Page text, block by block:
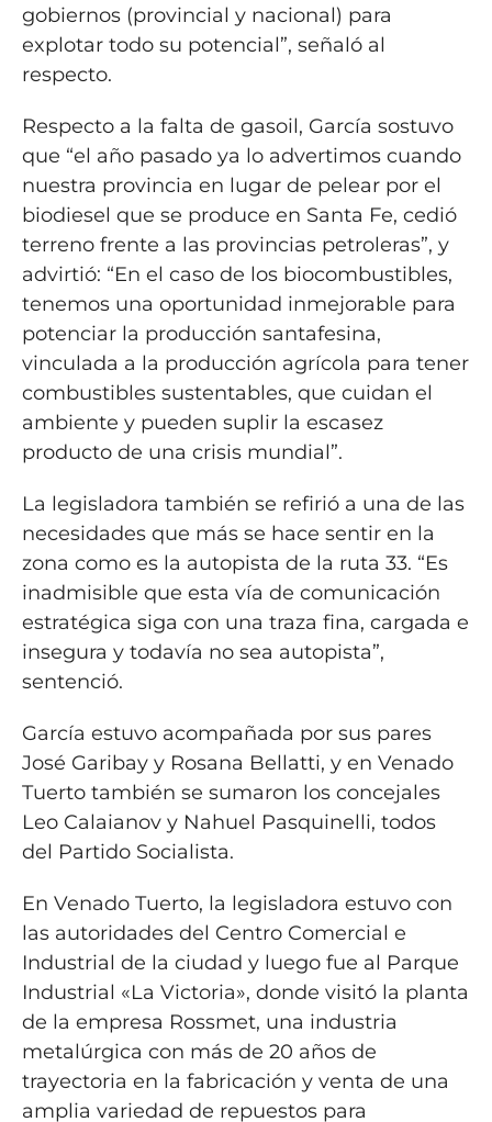
gobiernos (provincial y nacional) para
explotar todo su potencial”, señaló al
respecto.
Respecto a la falta de gasoil, García sostuvo
que “el año pasado ya lo advertimos cuando
nuestra provincia en lugar de pelear por el
biodiesel que se produce en Santa Fe, cedió
terreno frente a las provincias petroleras”, y
advirtió: “En el caso de los biocombustibles,
tenemos una oportunidad inmejorable para
potenciar la producción santafesina,
vinculada a la producción agrícola para tener
combustibles sustentables, que cuidan el
ambiente y pueden suplir la escasez
producto de una crisis mundial”.
La legisladora también se refirió a una de las
necesidades que más se hace sentir en la
zona como es la autopista de la ruta 33. “Es
inadmisible que esta vía de comunicación
estratégica siga con una traza fina, cargada e
insegura y todavía no sea autopista”,
sentenció.
García estuvo acompañada por sus pares
José Garibay y Rosana Bellatti, y en Venado
Tuerto también se sumaron los concejales
Leo Calaianov y Nahuel Pasquinelli, todos
del Partido Socialista.
En Venado Tuerto, la legisladora estuvo con
las autoridades del Centro Comercial e
Industrial de la ciudad y luego fue al Parque
Industrial «La Victoria», donde visitó la planta
de la empresa Rossmet, una industria
metalúrgica con más de 20 años de
trayectoria en la fabricación y venta de una
amplia variedad de repuestos para